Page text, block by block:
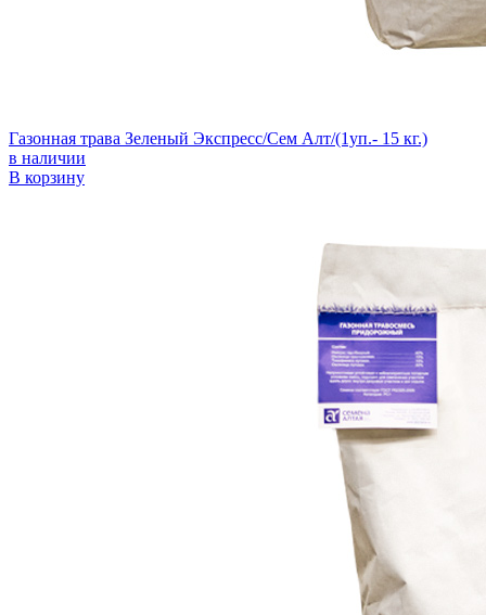
Газонная трава Зеленый Экспресс/Сем Алт/(1уп.- 15 кг.)
в наличии
В корзину